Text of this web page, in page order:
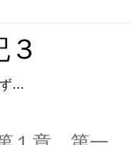
ず…